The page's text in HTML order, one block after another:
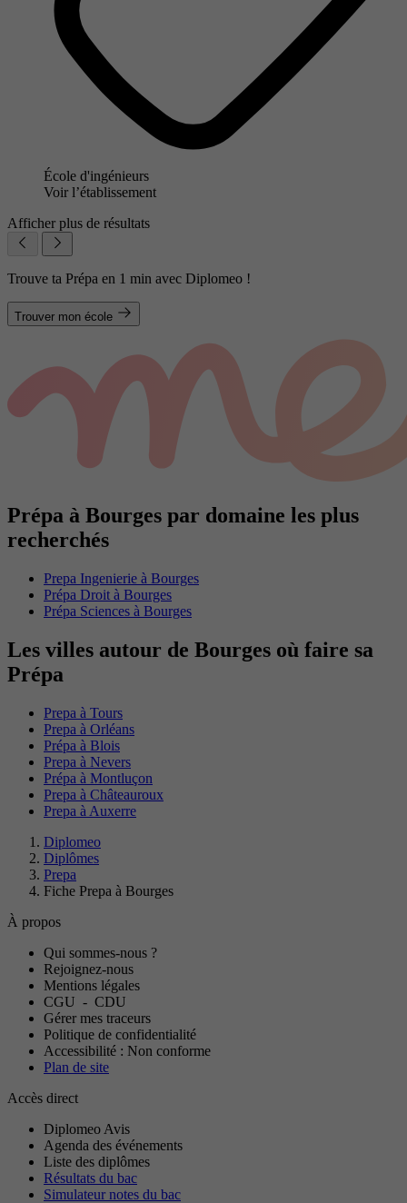
École d'ingénieurs
Voir l’établissement
Afficher plus de résultats
Trouve ta Prépa en 1 min avec Diplomeo !
Trouver mon école
Prépa à Bourges par domaine les plus
recherchés
Prepa Ingenierie à Bourges
Prépa Droit à Bourges
Prépa Sciences à Bourges
Les villes autour de Bourges où faire sa
Prépa
Prepa à Tours
Prepa à Orléans
Prépa à Blois
Prepa à Nevers
Prépa à Montluçon
Prepa à Châteauroux
Prepa à Auxerre
Diplomeo
Diplômes
Prepa
Fiche Prepa à Bourges
À propos
Qui sommes-nous ?
Rejoignez-nous
Mentions légales
CGU - CDU
Gérer mes traceurs
Politique de confidentialité
Accessibilité : Non conforme
Plan de site
Accès direct
Diplomeo Avis
Agenda des événements
Liste des diplômes
Résultats du bac
Simulateur notes du bac